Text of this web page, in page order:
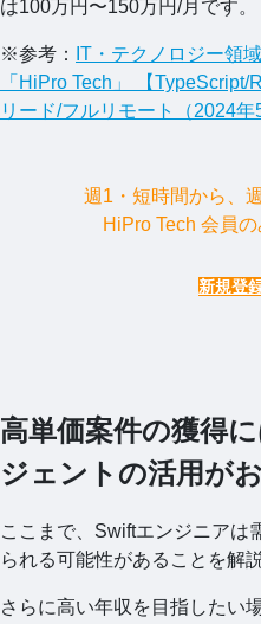
は100万円〜150万円/月です。
※参考：
IT・テクノロジー領
「HiPro Tech」 【
リード/フルリモート（2024年
週1・短時間から、
HiPro Tech 会員
新規登
高単価案件の獲得
ジェントの活用が
ここまで、Swiftエンジニアは
られる可能性があることを解
さらに高い年収を目指したい